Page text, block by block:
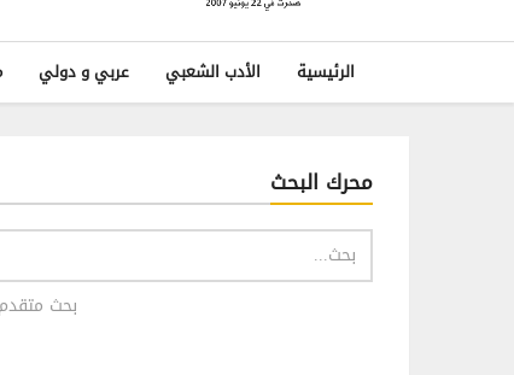
عربي و دولي الأدب الشعبي الرئيسية
محرك البحث
بحث متقدم